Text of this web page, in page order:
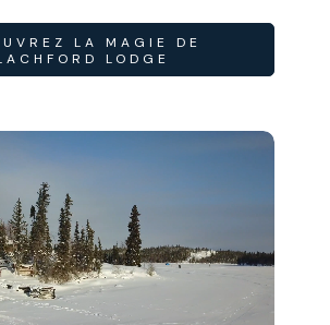
LA MAGIE DE
LODGE